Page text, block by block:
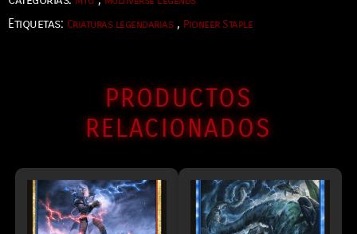
Etiquetas: Criaturas legendarias , Pioneer Staple
PRODUCTOS
RELACIONADOS